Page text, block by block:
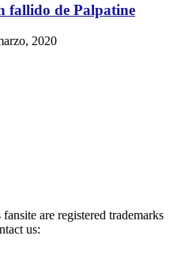
fallido de Palpatine
2020
are registered trademarks
us: